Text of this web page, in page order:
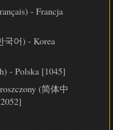
- Francja
국어) - Korea
- Polska [1045]
(简体中